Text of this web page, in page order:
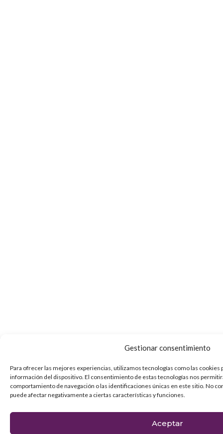
Gestionar consentimiento
Para ofrecer las mejores experiencias, utilizamos tecnologías como las cookies
información del dispositivo. El consentimiento de estas tecnologías nos
comportamiento de navegación o las identificaciones únicas en este sitio. No
puede afectar negativamente a ciertas características y funciones.
Aceptar